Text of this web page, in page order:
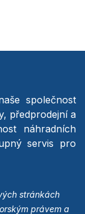
společnost
předprodejní a
náhradních
servis pro
stránkách
právem a